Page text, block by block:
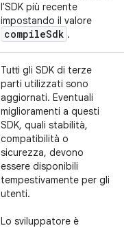
l'SDK più recente
impostando il valore
compileSdk .
Tutti gli SDK di terze
parti utilizzati sono
aggiornati. Eventuali
miglioramenti a questi
SDK, quali stabilità,
compatibilità o
sicurezza, devono
essere disponibili
tempestivamente per gli
utenti.
Lo sviluppatore è